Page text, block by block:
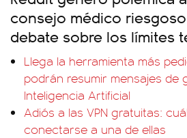
consejo médico
debate sobre los límites
Llega la herramienta más
podrán resumir mensajes de
Inteligencia Artificial
Adiós a las VPN gratuitas:
conectarse a una de ellas